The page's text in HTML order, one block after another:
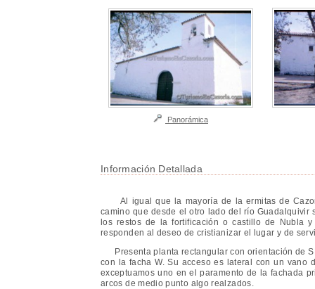
Panorámica
Información Detallada
Al igual que la mayoría de la ermitas de
camino que desde el otro lado del río
los restos de la fortificación o castillo de Nubla
responden al deseo de cristianizar el lugar y de
Presenta planta rectangular con orientación de
con la facha W. Su acceso es lateral con un vano
exceptuamos uno en el paramento de la fachada
arcos de medio punto algo realzados.